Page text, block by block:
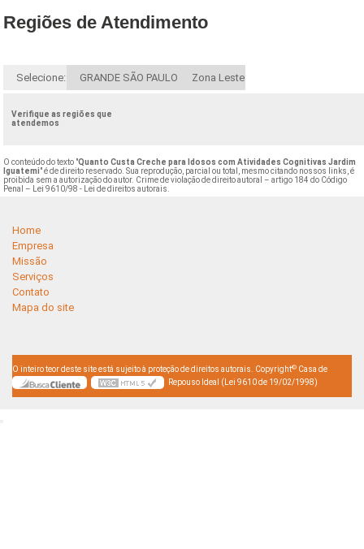
Regiões de Atendimento
Selecione: GRANDE SÃO PAULO Zona Leste
Verifique as regiões que
atendemos
O conteúdo do texto "Quanto Custa Creche para Idosos com Atividades Cognitivas Jardim
Iguatemi" é de direito reservado. Sua reprodução, parcial ou total, mesmo citando nossos links, é
proibida sem a autorização do autor. Crime de violação de direito autoral – artigo 184 do Código
Penal –
Lei 9610/98 - Lei de direitos autorais
Home
Empresa
Missão
Serviços
Contato
Mapa do site
O inteiro teor deste site está sujeito à proteção de direitos autorais. Copyright© Casa de
Repouso Ideal (Lei 9610 de 19/02/1998)